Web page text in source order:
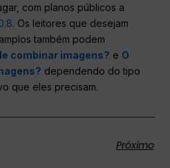
com planos públicos a
. Os leitores que desejam
também podem
combinar imagens? e O
dependendo do tipo
que eles precisam.
Próximo